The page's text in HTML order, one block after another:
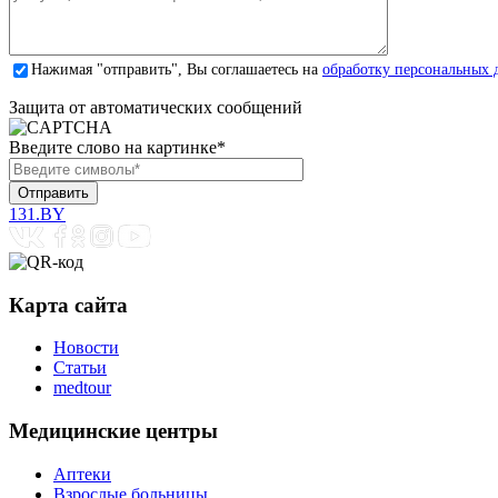
Нажимая "отправить", Вы соглашаетесь на обработку персональных
Защита от автоматических сообщений
Введите слово на картинке*
131.BY
Карта сайта
Новости
Статьи
medtour
Медицинские центры
Аптеки
Взрослые больницы